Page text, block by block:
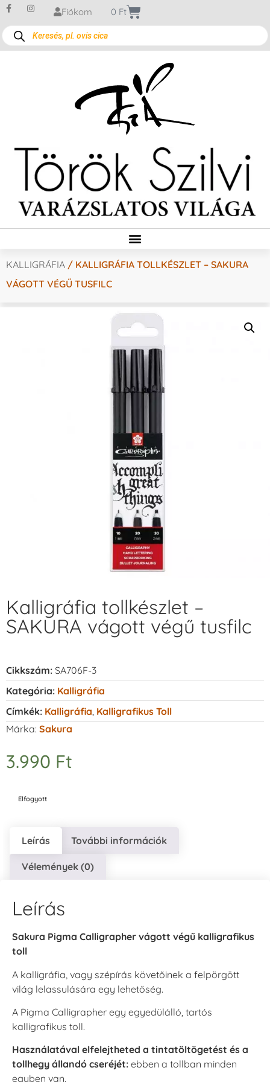
Fiókom 0 Ft
KALLIGRÁFIA / KALLIGRÁFIA TOLLKÉSZLET – SAKURA
VÁGOTT VÉGŰ TUSFILC
Kalligráfia tollkészlet –
SAKURA vágott végű tusfilc
Cikkszám: SA706F-3
Kategória: Kalligráfia
Címkék: Kalligráfia Kalligrafikus Toll
Márka: Sakura
3.990 Ft
Elfogyott
Leírás További információk
Vélemények (0)
Leírás
Sakura Pigma Calligrapher vágott végű kalligrafikus
toll
A kalligráfia, vagy szépírás követőinek a felpörgött
világ lelassulására egy lehetőség.
A Pigma Calligrapher egy egyedülálló, tartós
kalligrafikus toll.
Használatával elfelejtheted a tintatöltögetést és a
tollhegy állandó cseréjét: ebben a tollban minden
egyben van.